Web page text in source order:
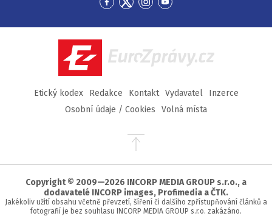
Přejít
Facebook
Přejít
Twitter
Přejít
Instagram
Přejít
YouTube
EuroZprávy.cz
Etický kodex Redakce Kontakt Vydavatel
Inzerce
Osobní údaje / Cookies
Volná místa
Přejít
stránky
Copyright © 2009—2026 INCORP MEDIA GROUP s.r.o., a
dodavatelé INCORP images, Profimedia a ČTK.
Jakékoliv užití obsahu včetně převzetí, šíření či dalšího zpřístupňování článků a
fotografií je bez souhlasu INCORP MEDIA GROUP s.r.o. zakázáno.